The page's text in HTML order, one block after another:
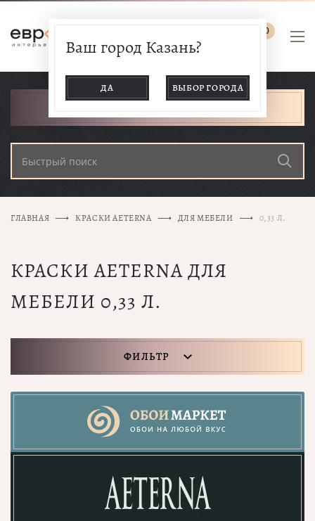
0
Ваш город Казань?
ДА ВЫБОР ГОРОДА
ГЛАВНАЯ КРАСКИ AETERNA ДЛЯ МЕБЕЛИ 0,33 Л.
КРАСКИ AETERNA ДЛЯ
МЕБЕЛИ 0,33 Л.
ФИЛЬТР